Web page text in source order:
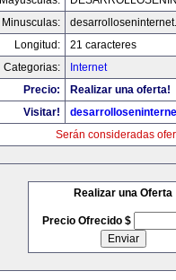
Minusculas:
Longitud:
21 caracteres
Categorias:
Internet
Precio:
Realizar una oferta!
Visitar!
Serán consideradas
Realizar una Oferta
Precio Ofrecido $